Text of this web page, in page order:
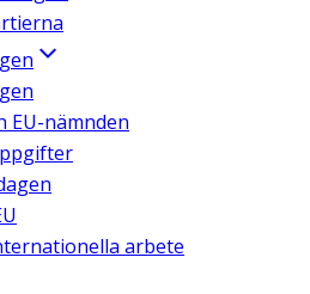
EU-nämnden
arbete